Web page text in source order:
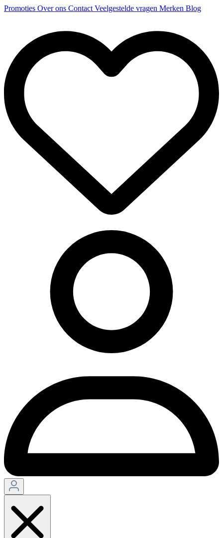
Promoties Over ons Contact Veelgestelde vragen Merken Blog